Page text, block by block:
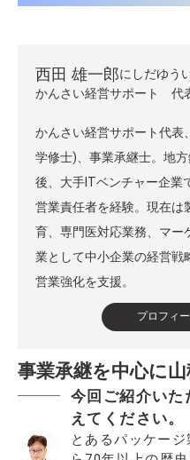
西田 雄一郎にしだゆう
かんさい経営サポート 代
かんさい経営サポート代表
学修士)、事業承継士。地
後、大手ITベンチャー企業
営業責任者を経験。現在は
育、専門医対応業務、マー
業として中小企業の経営戦
営業強化を支援。
プロフィ
事業承継を中心に
今回ご紹介いた
えてください。
とあるパッケー